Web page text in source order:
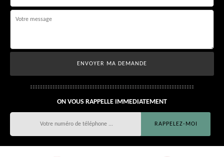
ON VOUS RAPPELLE IMMEDIATEMENT